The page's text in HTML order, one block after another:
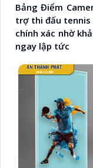
Bảng Điểm
trợ thi đấu tennis
chính xác nhờ
ngay lập tức